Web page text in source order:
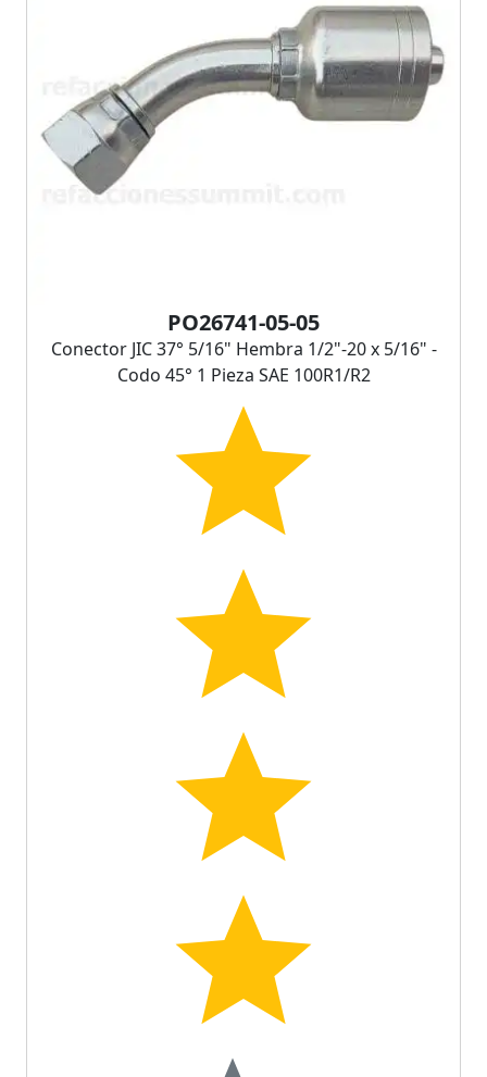
PO26741-05-05
Conector JIC 37° 5/16" Hembra 1/2"-20 x 5/16" -
Codo 45° 1 Pieza SAE 100R1/R2